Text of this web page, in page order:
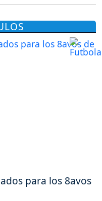
para los 8avos